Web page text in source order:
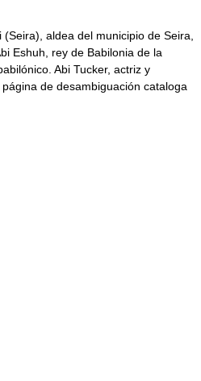
aldea del municipio de Seira,
Eshuh, rey de Babilonia de la
Abi Tucker, actriz y
de desambiguación cataloga